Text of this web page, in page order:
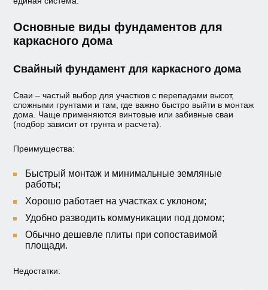
Основные виды фундаментов для
каркасного дома
Свайный фундамент для каркасного дома
Сваи – частый выбор для участков с перепадами высот,
сложными грунтами и там, где важно быстро выйти в монтаж
дома. Чаще применяются винтовые или забивные сваи
(подбор зависит от грунта и расчета).
Преимущества:
Быстрый монтаж и минимальные земляные
работы;
Хорошо работает на участках с уклоном;
Удобно разводить коммуникации под домом;
Обычно дешевле плиты при сопоставимой
площади.
Недостатки: